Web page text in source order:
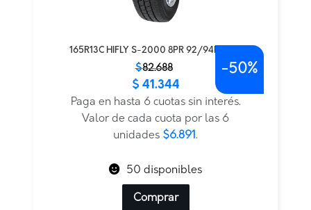
165R13C HIFLY S-2000 8PR 92/94R M+S
$82.688
original
actual
$ 41.344
Paga en hasta 6 cuotas sin interés.
Valor de cada cuota por las 6
unidades $6.891.
-50%
50 disponibles
Comprar